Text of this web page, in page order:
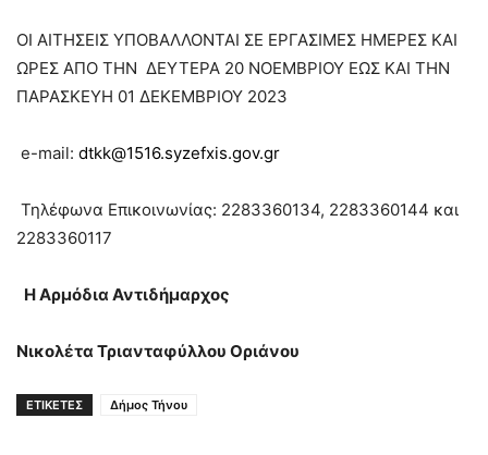
ΟΙ ΑΙΤΗΣΕΙΣ ΥΠΟΒΑΛΛΟΝΤΑΙ ΣΕ ΕΡΓΑΣΙΜΕΣ ΗΜΕΡΕΣ ΚΑΙ
ΩΡΕΣ ΑΠΟ ΤΗΝ ΔΕΥΤΕΡΑ 20 ΝΟΕΜΒΡΙΟΥ ΕΩΣ ΚΑΙ ΤΗΝ
ΠΑΡΑΣΚΕΥΗ 01 ΔΕΚΕΜΒΡΙΟΥ 2023
e-mail: dtkk@1516.syzefxis.gov.gr
Τηλέφωνα Επικοινωνίας: 2283360134, 2283360144 και
2283360117
Η Αρμόδια Αντιδήμαρχος
Νικολέτα Τριανταφύλλου Οριάνου
ΕΤΙΚΕΤΕΣ Δήμος Τήνου